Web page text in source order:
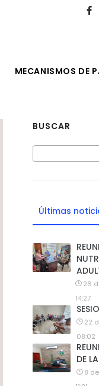
MECANISMOS DE
BUSCAR
Últimas
26
14:27
22
08:02
DE
8